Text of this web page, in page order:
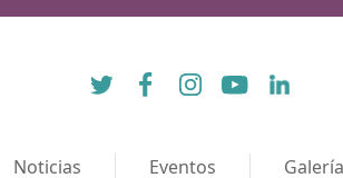
Twitter FacebookInstagramYouTubeLinkedIn
Noticias Eventos Galería